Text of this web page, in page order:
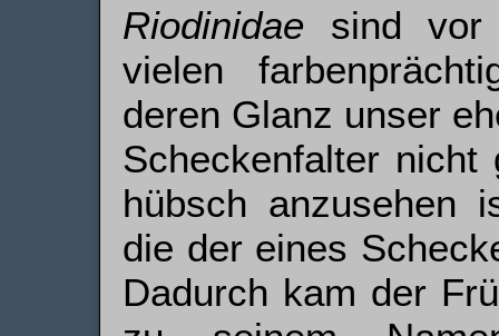
Riodinidae sind vor
vielen
deren Glanz unser
Scheckenfalter
hübsch anzusehen
die der eines
Dadurch kam der